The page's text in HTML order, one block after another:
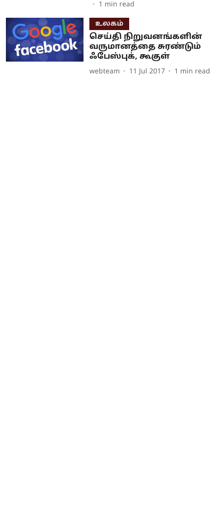
1 min read
உலகம்
செய்தி நிறுவனங்களின்
வருமானத்தை சுரண்டும்
ஃபேஸ்புக், கூகுள்
webteam 11 Jul 2017 1 min read